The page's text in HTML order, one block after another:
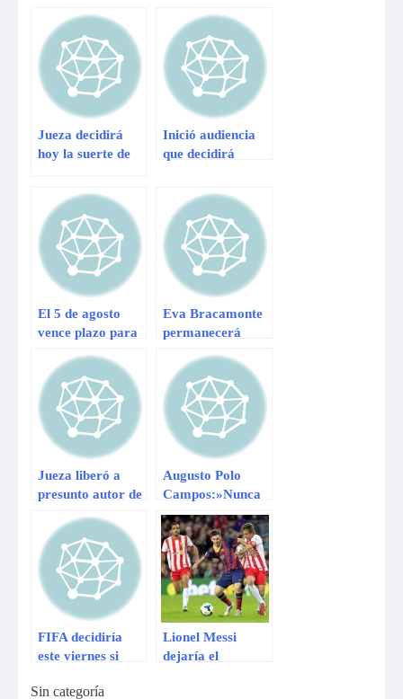
Jueza decidirá
hoy la suerte de
Inició audiencia
que decidirá
Nancy Obregón
El 5 de agosto
vence plazo para
elegir lista de
candidatos a
regidores
Eva Bracamonte
permanecerá
recluida en el
Penal de
Chorrillos
Jueza liberó a
presunto autor de
crimen en notaría
Paino
Augusto Polo
Campos:»Nunca
le levanté la mano
a Cecilia
Bracamonte»
FIFA decidiría
este viernes si
del Mundial
Lionel Messi
dejaría el
Sin categoría